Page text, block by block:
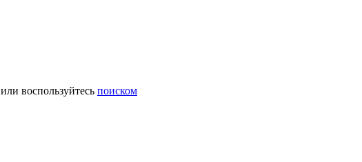
или воспользуйтесь поиском